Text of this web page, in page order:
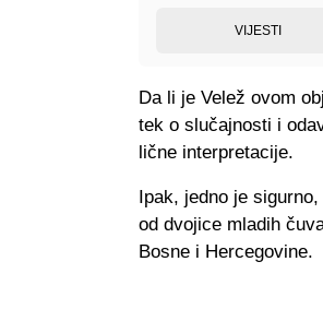
VIJESTI
Da li je Velež ovom
tek o slučajnosti i
lične interpretacije.
Ipak, jedno je
od dvojice mladih
Bosne i Hercegovine.